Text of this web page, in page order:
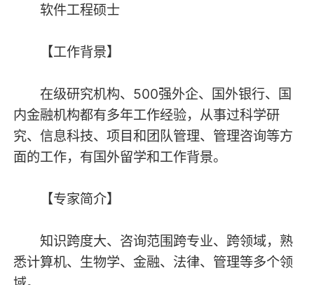
软件工程硕士
【工作背景】
在级研究机构、500强外企、国外银行、国
内金融机构都有多年工作经验，从事过科学研
究、信息科技、项目和团队管理、管理咨询等方
面的工作，有国外留学和工作背景。
【专家简介】
知识跨度大、咨询范围跨专业、跨领域，熟
悉计算机、生物学、金融、法律、管理等多个领